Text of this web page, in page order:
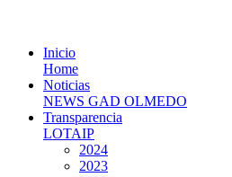
Inicio
Home
Noticias
NEWS GAD OLMEDO
Transparencia
LOTAIP
2024
2023